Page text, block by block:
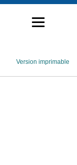
Version imprimable